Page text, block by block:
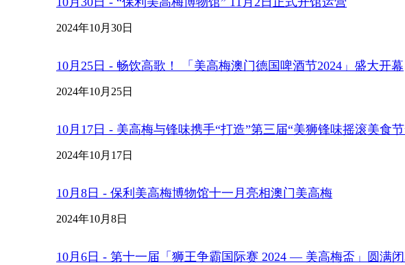
2024年10月30日
10月25日 - 畅饮高歌！ 「美高梅澳门德国啤酒节2024」盛大开幕
2024年10月25日
10月17日 - 美高梅与锋味携手“打造”第三届“美狮锋味摇滚美食节
2024年10月17日
10月8日 - 保利美高梅博物馆十一月亮相澳门美高梅
2024年10月8日
10月6日 - 第十一届「狮王争霸国际赛 2024 — 美高梅盃」圆满